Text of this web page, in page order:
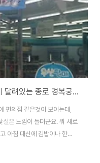
지에스25, GS25 편의점 한글 간판이 달려있는 종로 경복궁역 부근의 독특한 모습
편의점 같은것이 보이는데,
설은 느낌이 들더군요. 뭐 새로
아침 대신에 김밥이나 한줄
는 편의점이 아니라, GS25